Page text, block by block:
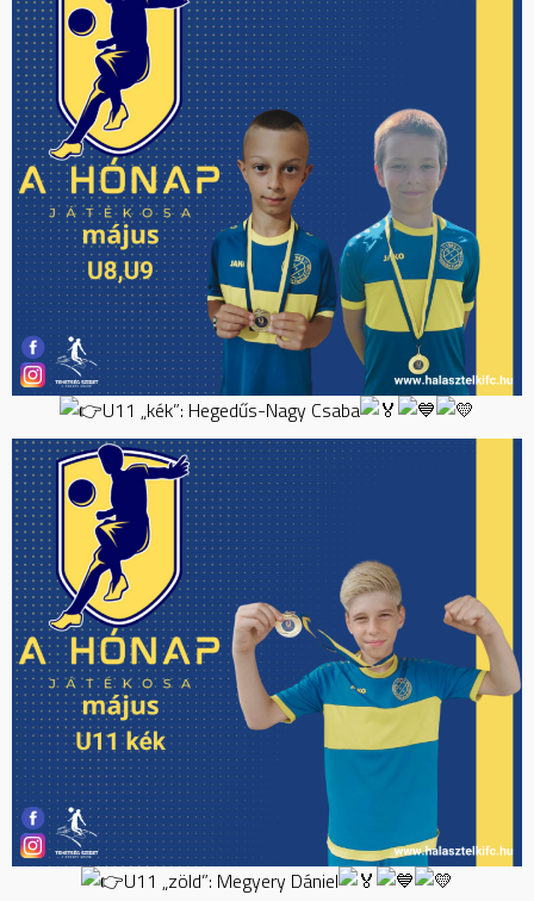
U11 „kék”: Hegedűs-Nagy Csaba
U11 „zöld”: Megyery Dániel